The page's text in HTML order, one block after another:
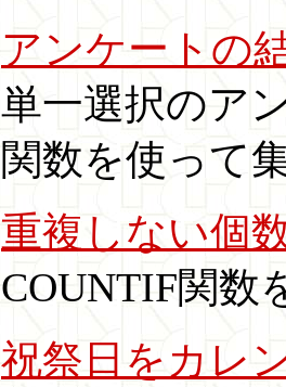
アンケートの
単一選択のア
関数を使って
重複しない個
COUNTIF関数
祝祭日をカレ